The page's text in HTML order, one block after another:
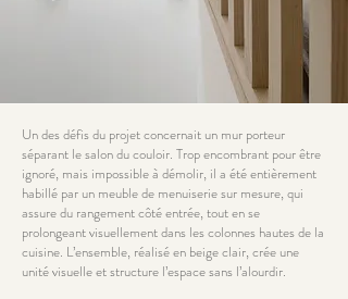
Un des défis du projet concernait un mur porteur
séparant le salon du couloir. Trop encombrant pour être
ignoré, mais impossible à démolir, il a été entièrement
habillé par un meuble de menuiserie sur mesure, qui
assure du rangement côté entrée, tout en se
prolongeant visuellement dans les colonnes hautes de la
cuisine. L’ensemble, réalisé en beige clair, crée une
unité visuelle et structure l’espace sans l’alourdir.